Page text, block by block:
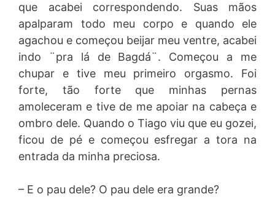
que acabei correspondendo. Suas mãos
apalparam todo meu corpo e quando ele
agachou e começou beijar meu ventre, acabei
indo ¨pra lá de Bagdá¨. Começou a me
chupar e tive meu primeiro orgasmo. Foi
forte, tão forte que minhas pernas
amoleceram e tive de me apoiar na cabeça e
ombro dele. Quando o Tiago viu que eu gozei,
ficou de pé e começou esfregar a tora na
entrada da minha preciosa.
– E o pau dele? O pau dele era grande?